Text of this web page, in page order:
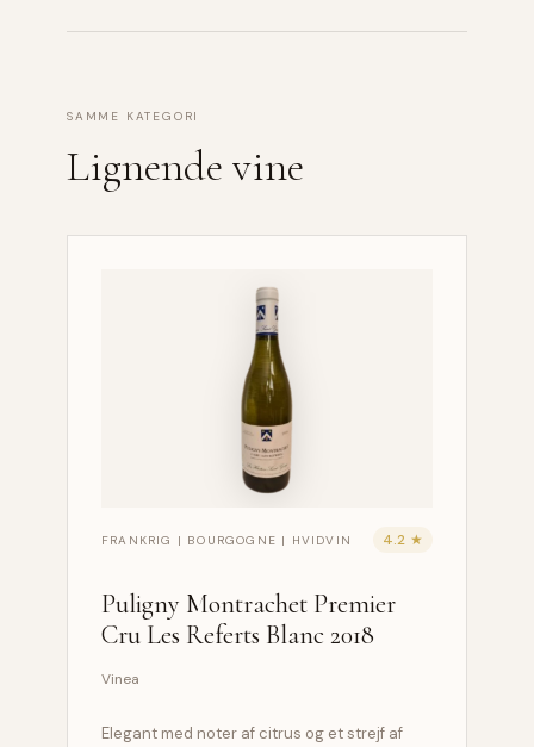
SAMME KATEGORI
Lignende vine
FRANKRIG | BOURGOGNE | HVIDVIN 4.2 ★
Puligny Montrachet Premier
Cru Les Referts Blanc 2018
Vinea
Elegant med noter af citrus og et strejf af